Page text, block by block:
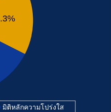
มิติหลักความโปร่งใส